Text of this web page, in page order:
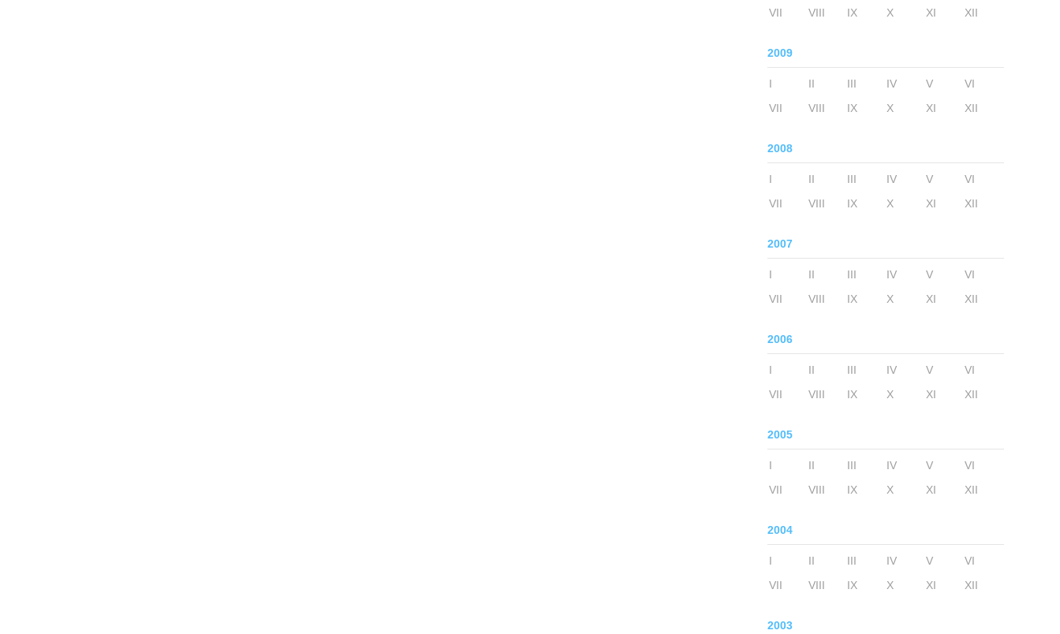
VII
VIII IX X XI XII
2009
I II III IV V
VI
VII
VIII IX X XI XII
2008
I II III IV V
VI
VII
VIII IX X XI XII
2007
I II III IV V
VI
VII
VIII IX X XI XII
2006
I II III IV V
VI
VII
VIII IX X XI XII
2005
I II III IV V
VI
VII
VIII IX X XI XII
2004
I II III IV V
VI
VII
VIII IX X XI XII
2003